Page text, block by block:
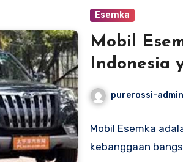
Esemka
Mobil
Indonesia
Masal
purerossi-admin
Mobil Esemka
kebanggaan